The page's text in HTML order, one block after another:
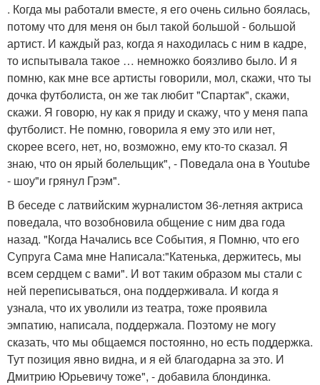
. Когда мы работали вместе, я его очень сильно боялась,
потому что для меня он был такой большой - большой
артист. И каждый раз, когда я находилась с ним в кадре,
то испытывала такое … немножко боязливо было. И я
помню, как мне все артисты говорили, мол, скажи, что ты
дочка футболиста, он же так любит "Спартак", скажи,
скажи. Я говорю, ну как я приду и скажу, что у меня папа
футболист. Не помню, говорила я ему это или нет,
скорее всего, нет, но, возможно, ему кто-то сказал. Я
знаю, что он ярый болельщик", - Поведала она в Youtube
- шоу"и грянул Грэм".
В беседе с латвийским журналистом 36-летняя актриса
поведала, что возобновила общение с ним два года
назад. "Когда Начались все События, я Помню, что его
Супруга Сама мне Написала:"Катенька, держитесь, мы
всем сердцем с вами". И вот таким образом мы стали с
ней переписываться, она поддерживала. И когда я
узнала, что их уволили из театра, тоже проявила
эмпатию, написала, поддержала. Поэтому не могу
сказать, что мы общаемся постоянно, но есть поддержка.
Тут позиция явно видна, и я ей благодарна за это. И
Дмитрию Юрьевичу тоже", - добавила блондинка.